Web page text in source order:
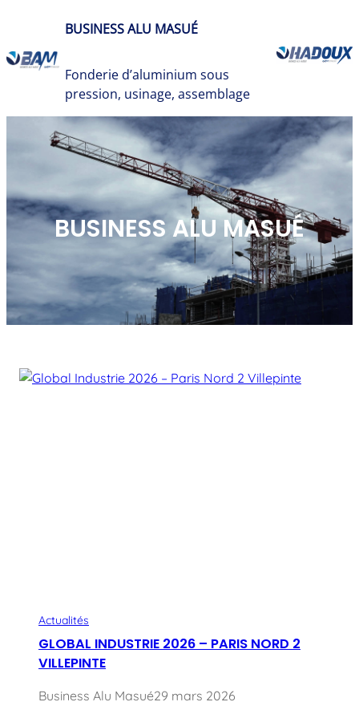
contenu
BUSINESS ALU MASUÉ
Fonderie d’aluminium sous
pression, usinage, assemblage
BUSINESS ALU MASUÉ
Actualités
GLOBAL INDUSTRIE 2026 – PARIS NORD 2
VILLEPINTE
Business Alu Masué29 mars 2026